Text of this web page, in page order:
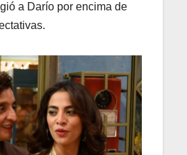
a Darío por encima de